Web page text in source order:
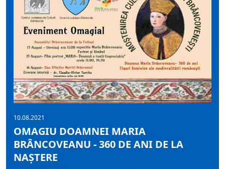
10.08.2021
OMAGIU DOAMNEI MARIA
BRÂNCOVEANU - 360 DE ANI DE LA
NAȘTERE